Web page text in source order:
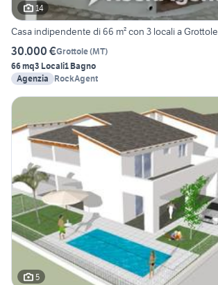
14
Casa indipendente di 66 m² con 3 locali a Grottole
30.000 €Grottole(MT)
66 mq3 Locali1 Bagno
Agenzia
RockAgent
5